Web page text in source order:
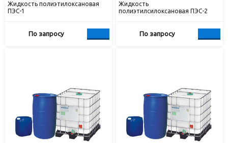
Жидкость полиэтилоксановая
ПЭС-1
По запросу
Жидкость
полиэтилсилоксановая ПЭС-2
По запросу